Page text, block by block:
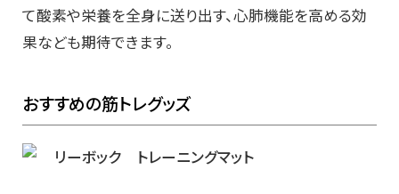
て酸素や栄養を全身に送り出す、心肺機能を高める効
果なども期待できます。
おすすめの筋トレグッズ
リーボック トレーニングマット